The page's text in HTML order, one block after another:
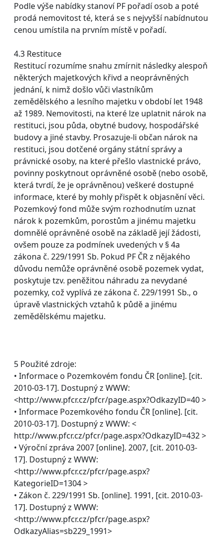
Podle výše nabídky stanoví PF pořadí osob a poté
prodá nemovitost té, která se s nejvyšší nabídnutou
cenou umístila na prvním místě v pořadí.
4.3 Restituce
Restitucí rozumíme snahu zmírnit následky alespoň
některých majetkových křivd a neoprávněných
jednání, k nimž došlo vůči vlastníkům
zemědělského a lesního majetku v období let 1948
až 1989. Nemovitosti, na které lze uplatnit nárok na
restituci, jsou půda, obytné budovy, hospodářské
budovy a jiné stavby. Prosazuje-li občan nárok na
restituci, jsou dotčené orgány státní správy a
právnické osoby, na které přešlo vlastnické právo,
povinny poskytnout oprávněné osobě (nebo osobě,
která tvrdí, že je oprávněnou) veškeré dostupné
informace, které by mohly přispět k objasnění věci.
Pozemkový fond může svým rozhodnutím uznat
nárok k pozemkům, porostům a jinému majetku
domnělé oprávněné osobě na základě její žádosti,
ovšem pouze za podmínek uvedených v § 4a
zákona č. 229/1991 Sb. Pokud PF ČR z nějakého
důvodu nemůže oprávněné osobě pozemek vydat,
poskytuje tzv. peněžitou náhradu za nevydané
pozemky, což vyplívá ze zákona č. 229/1991 Sb., o
úpravě vlastnických vztahů k půdě a jinému
zemědělskému majetku.
5 Použité zdroje:
• Informace o Pozemkovém fondu ČR [online]. [cit.
2010-03-17]. Dostupný z WWW:
<http://www.pfcr.cz/pfcr/page.aspx?OdkazyID=40 >
• Informace Pozemkového fondu ČR [online]. [cit.
2010-03-17]. Dostupný z WWW: <
http://www.pfcr.cz/pfcr/page.aspx?OdkazyID=432 >
• Výroční zpráva 2007 [online]. 2007, [cit. 2010-03-
17]. Dostupný z WWW:
<http://www.pfcr.cz/pfcr/page.aspx?
KategorieID=1304 >
• Zákon č. 229/1991 Sb. [online]. 1991, [cit. 2010-03-
17]. Dostupný z WWW:
<http://www.pfcr.cz/pfcr/page.aspx?
OdkazyAlias=sb229_1991>